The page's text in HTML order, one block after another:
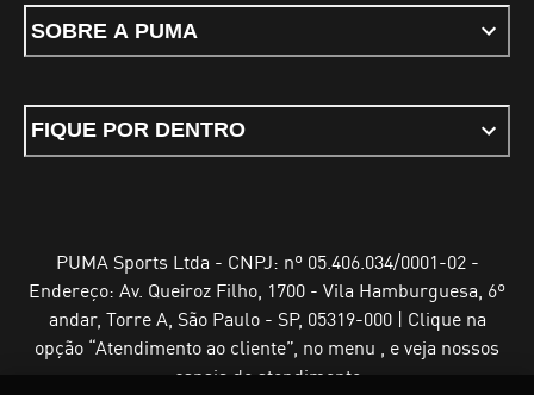
SOBRE A PUMA
FIQUE POR DENTRO
PUMA Sports Ltda - CNPJ: nº 05.406.034/0001-02 -
Endereço: Av. Queiroz Filho, 1700 - Vila Hamburguesa, 6º
andar, Torre A, São Paulo - SP, 05319-000 | Clique na
opção “Atendimento ao cliente”, no menu , e veja nossos
canais de atendimento